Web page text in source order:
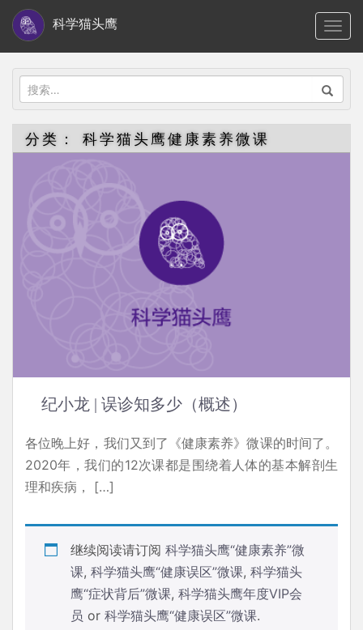
i
科学猫头鹰
搜
索：
分类： 科学猫头鹰健康素养微课
纪小龙 | 误诊知多少（概述）
各位晚上好，我们又到了《健康素养》微课的时间了。
2020年，我们的12次课都是围绕着人体的基本解剖生
理和疾病， […]
继续阅读请订阅 科学猫头鹰“健康素养”微
课, 科学猫头鹰“健康误区”微课, 科学猫头
鹰“症状背后”微课, 科学猫头鹰年度VIP会
员 or 科学猫头鹰“健康误区”微课.